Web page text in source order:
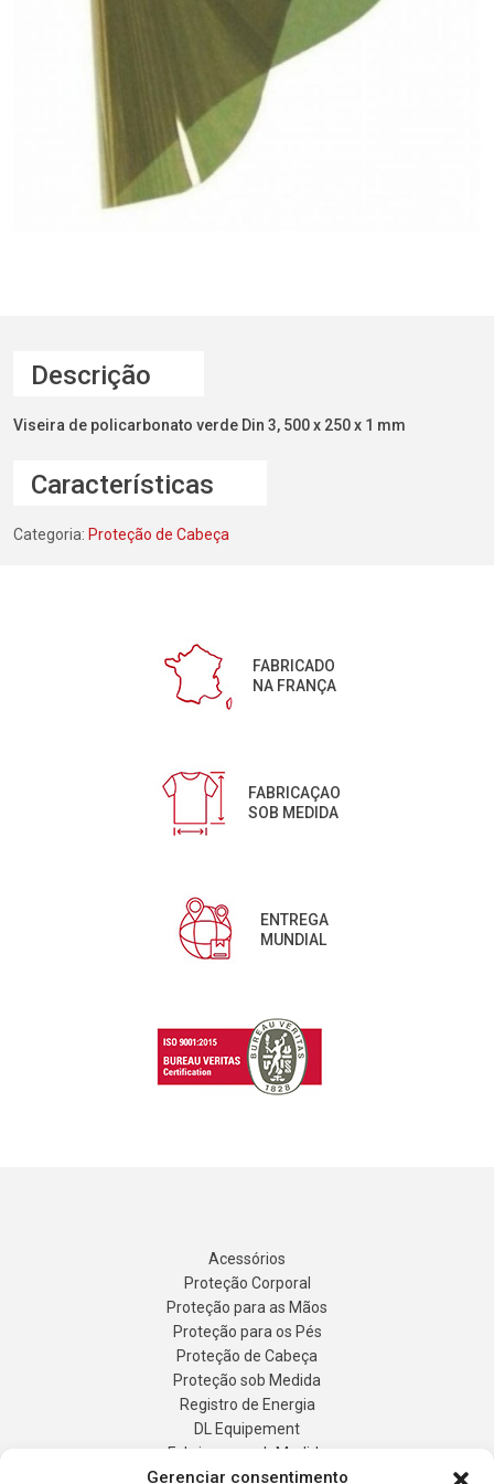
Gerenciar consentimento
Descrição
Viseira de policarbonato verde Din 3, 500 x 250 x 1 mm
Características
Categoria: Proteção de Cabeça
FABRICADO
NA FRANÇA
FABRICAÇAO
SOB MEDIDA
ENTREGA
MUNDIAL
Acessórios
Proteção Corporal
Proteção para as Mãos
Proteção para os Pés
Proteção de Cabeça
Proteção sob Medida
Registro de Energia